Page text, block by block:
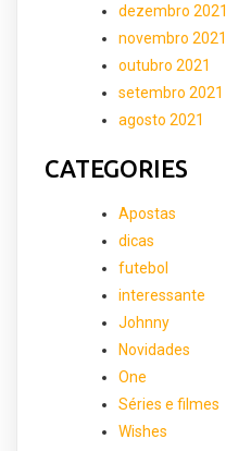
dezembro 2021
novembro 2021
outubro 2021
setembro 2021
agosto 2021
CATEGORIES
Apostas
dicas
futebol
interessante
Johnny
Novidades
One
Séries e filmes
Wishes